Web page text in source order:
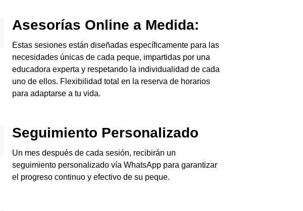
Asesorías Online a Medida:
Estas sesiones están diseñadas específicamente para las
necesidades únicas de cada peque, impartidas por una
educadora experta y respetando la individualidad de cada
uno de ellos. Flexibilidad total en la reserva de horarios
para adaptarse a tu vida.
Seguimiento Personalizado
Un mes después de cada sesión, recibirán un
seguimiento personalizado vía WhatsApp para garantizar
el progreso continuo y efectivo de su peque.